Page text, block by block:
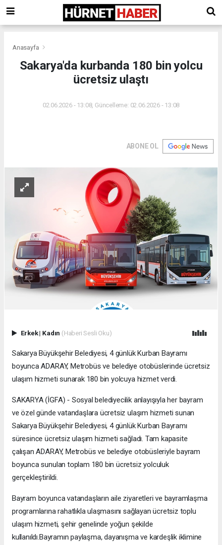
Anasayfa
Sakarya'da kurbanda 180 bin yolcu
ücretsiz ulaştı
02.06.2026 - 13:08, Güncelleme: 02.06.2026 - 13:08
ABONE OL
Erkek| Kadın (Haberi Sesli Oku)
Sakarya Büyükşehir Belediyesi, 4 günlük Kurban Bayramı
boyunca ADARAY, Metrobüs ve belediye otobüslerinde ücretsiz
ulaşım hizmeti sunarak 180 bin yolcuya hizmet verdi.
SAKARYA (İGFA) - Sosyal belediyecilik anlayışıyla her bayram
ve özel günde vatandaşlara ücretsiz ulaşım hizmeti sunan
Sakarya Büyükşehir Belediyesi, 4 günlük Kurban Bayramı
süresince ücretsiz ulaşım hizmeti sağladı. Tam kapasite
çalışan ADARAY, Metrobüs ve belediye otobüsleriyle bayram
boyunca sunulan toplam 180 bin ücretsiz yolculuk
gerçekleştirildi.
Bayram boyunca vatandaşların aile ziyaretleri ve bayramlaşma
programlarına rahatlıkla ulaşmasını sağlayan ücretsiz toplu
ulaşım hizmeti, şehir genelinde yoğun şekilde
kullanıldı.Bayramın paylaşma, dayanışma ve kardeşlik iklimine